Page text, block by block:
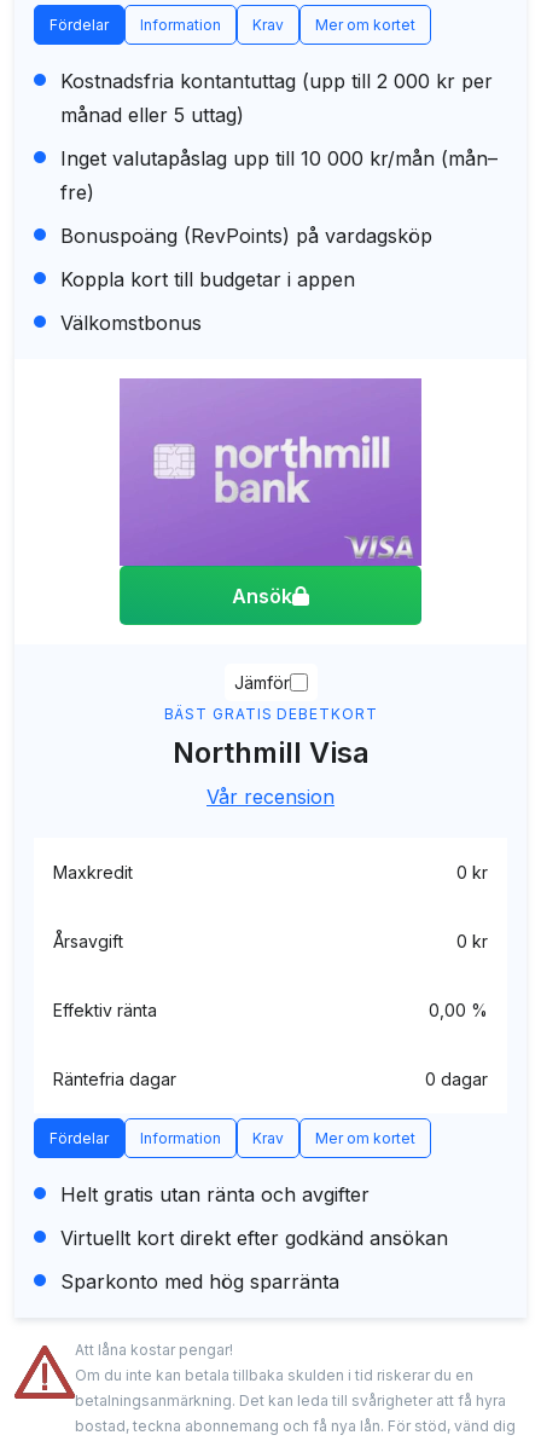
Fördelar Information Krav Mer om kortet
Kostnadsfria kontantuttag (upp till 2 000 kr per
månad eller 5 uttag)
Inget valutapåslag upp till 10 000 kr/mån (mån–
fre)
Bonuspoäng (RevPoints) på vardagsköp
Koppla kort till budgetar i appen
Välkomstbonus
Ansök
BÄST GRATIS DEBETKORT
Jämför
Northmill Visa
Vår recension
Maxkredit 0 kr
Årsavgift 0 kr
Effektiv ränta 0,00 %
Räntefria dagar 0 dagar
Fördelar Information Krav Mer om kortet
Helt gratis utan ränta och avgifter
Virtuellt kort direkt efter godkänd ansökan
Sparkonto med hög sparränta
Att låna kostar pengar!
Om du inte kan betala tillbaka skulden i tid riskerar du en
betalningsanmärkning. Det kan leda till svårigheter att få hyra
bostad, teckna abonnemang och få nya lån. För stöd, vänd dig